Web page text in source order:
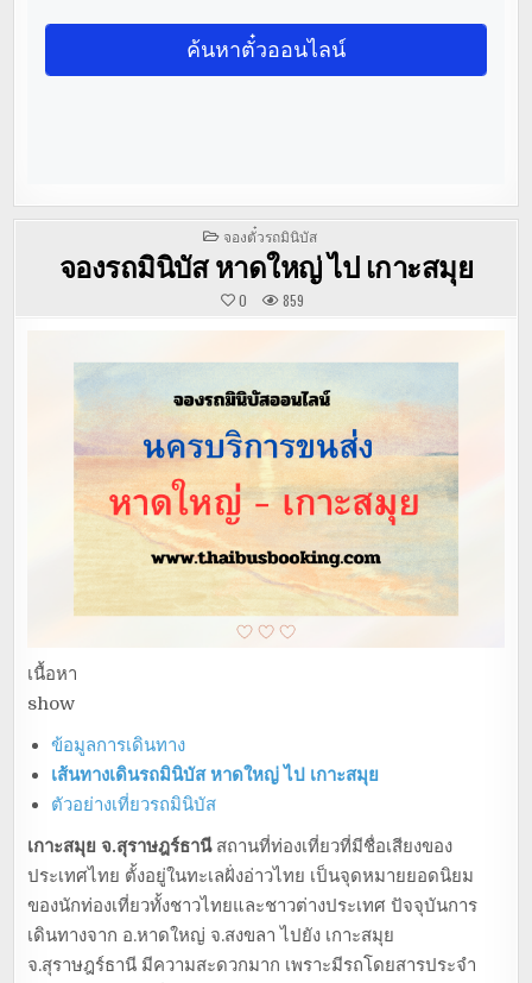
POSTED
IN
จองตั๋วรถมินิบัส
จองรถมินิบัส หาดใหญ่ ไป เกาะสมุย
0 859
เนื้อหา
show
ข้อมูลการเดินทาง
เส้นทางเดินรถมินิบัส หาดใหญ่ ไป เกาะสมุย
ตัวอย่างเที่ยวรถมินิบัส
เกาะสมุย จ.สุราษฎร์ธานีสถานที่ท่องเที่ยวที่มีชื่อเสียงของ
ประเทศไทย ตั้งอยู่ในทะเลฝั่งอ่าวไทย เป็นจุดหมายยอดนิยม
ของนักท่องเที่ยวทั้งชาวไทยและชาวต่างประเทศ ปัจจุบันการ
เดินทางจาก อ.หาดใหญ่ จ.สงขลา ไปยัง เกาะสมุย
จ.สุราษฎร์ธานี มีความสะดวกมาก เพราะมีรถโดยสารประจำ